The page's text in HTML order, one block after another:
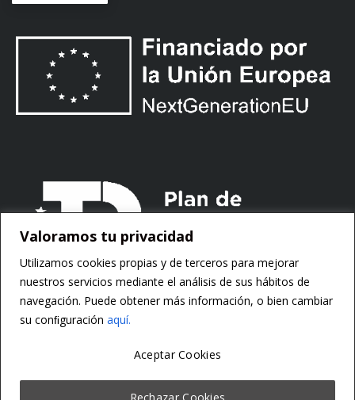
Valoramos tu privacidad
Utilizamos cookies propias y de terceros para mejorar
nuestros servicios mediante el análisis de sus hábitos de
navegación. Puede obtener más información, o bien cambiar
su conﬁguración aquí.
Rechazar Cookies
Aceptar Cookies